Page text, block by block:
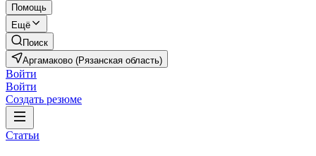
Помощь
Ещё
Поиск
Аргамаково (Рязанская область)
Войти
Войти
Создать резюме
Статьи